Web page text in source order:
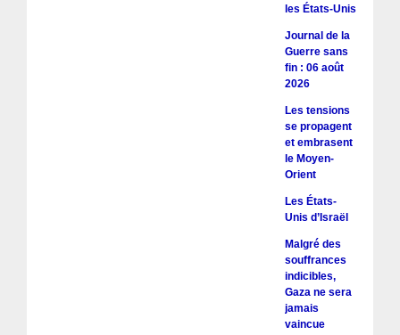
les États-Unis
Journal de la
Guerre sans
fin : 06 août
2026
Les tensions
se propagent
et embrasent
le Moyen-
Orient
Les États-
Unis d’Israël
Malgré des
souffrances
indicibles,
Gaza ne sera
jamais
vaincue